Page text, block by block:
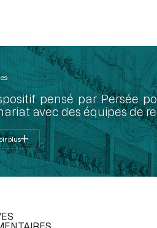
pensé par Persée
avec des équipes de
plus